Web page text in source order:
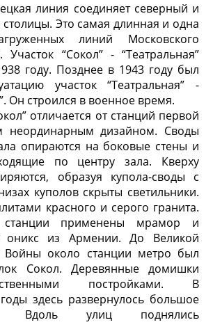
линия соединяет северный и
Это самая длинная и одна
линий Московского
Участок “Сокол” - “Театральная”
году. Позднее в 1943 году был
участок “Театральная” -
Он строился в военное время.
отличается от станций первой
неординарным дизайном. Своды
опираются на боковые стены и
по центру зала. Кверху
образуя купола-своды с
куполов скрыты светильники.
красного и серого гранита.
применены мрамор и
оникс из Армении. До Великой
Войны около станции метро был
Сокол. Деревянные домишки
постройками. В
здесь развернулось большое
Вдоль улиц поднялись